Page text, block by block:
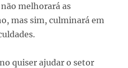
melhorará as
mas sim, culminará em
quiser ajudar o setor